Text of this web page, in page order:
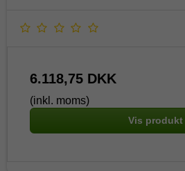
6.118,75 DKK
(inkl. moms)
Vis produkt